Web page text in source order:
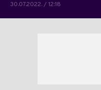
30.07.2022. / 12:18